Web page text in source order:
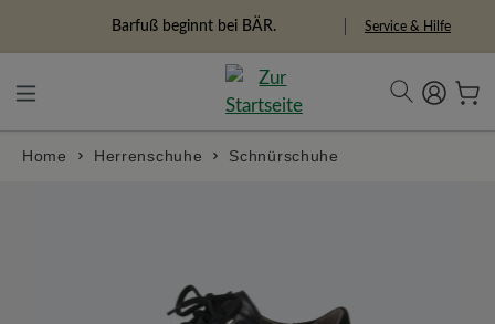
Barfuß beginnt bei BÄR.
Freiheitspioniere Service & Hilfe
Home Herrenschuhe Schnürschuhe